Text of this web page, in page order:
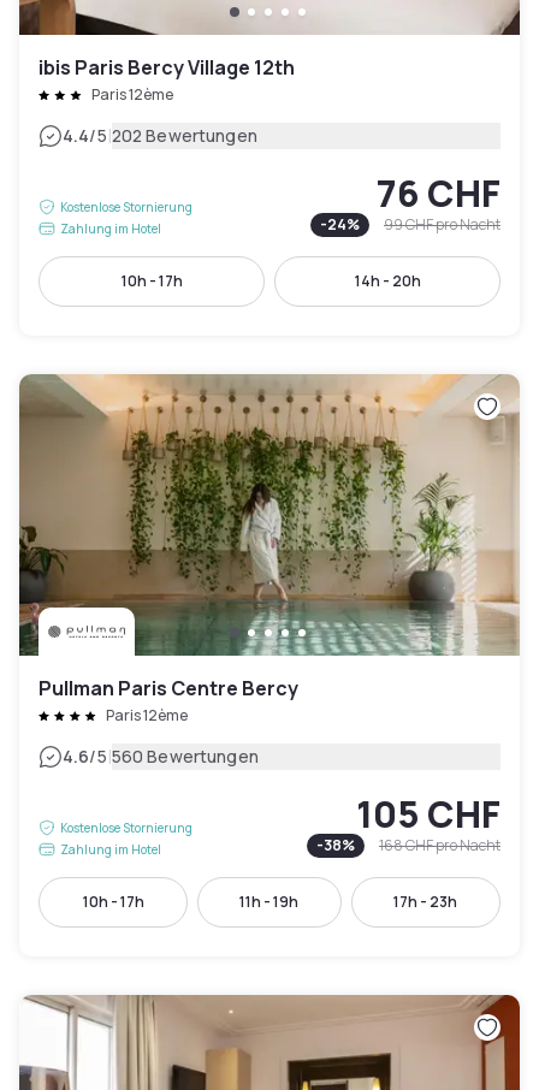
ibis Paris Bercy Village 12th
Paris 12ème
4.4/5|202 Bewertungen
Kostenlose Stornierung
Zahlung im Hotel
76 CHF
-24% 99 CHFpro Nacht
10h - 17h 14h - 20h
Pullman Paris Centre Bercy
Paris 12ème
4.6/5|560 Bewertungen
Kostenlose Stornierung
Zahlung im Hotel
105 CHF
-38% 168 CHFpro Nacht
10h - 17h 11h - 19h 17h - 23h